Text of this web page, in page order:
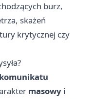
burz,
skażeń
krytycznej czy
komunikatu
masowy i